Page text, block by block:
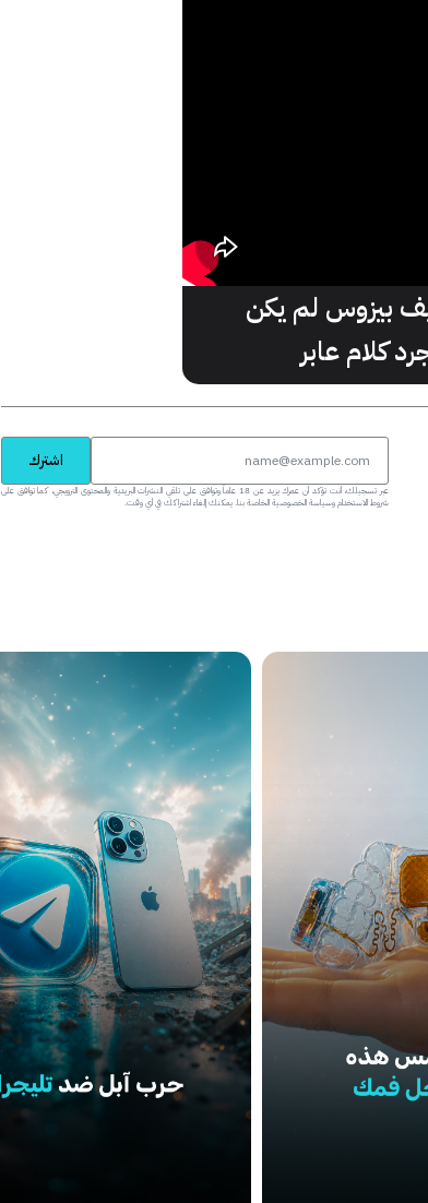
بيزوس لم يكن
كلام عابر
اشترك
عبر تسجيلك، أنت تؤكد أن عمرك يزيد عن 18 عاماً وتوافق على تلقي النشرات البريدية والمحتوى الترويجي، كما توافق على
شروط الاستخدام وسياسة الخصوصية الخاصة بنا. يمكنك إلغاء اشتراكك في أي وقت.